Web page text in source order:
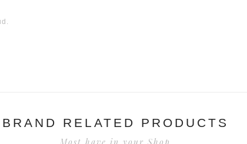
BRAND RELATED PRODUCTS